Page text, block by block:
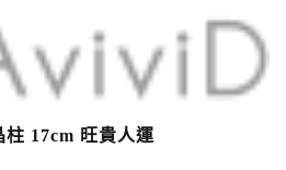
17cm 旺貴人運